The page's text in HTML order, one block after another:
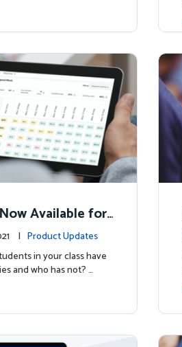
Available for
| Product Updates
in your class have
and who has not? …